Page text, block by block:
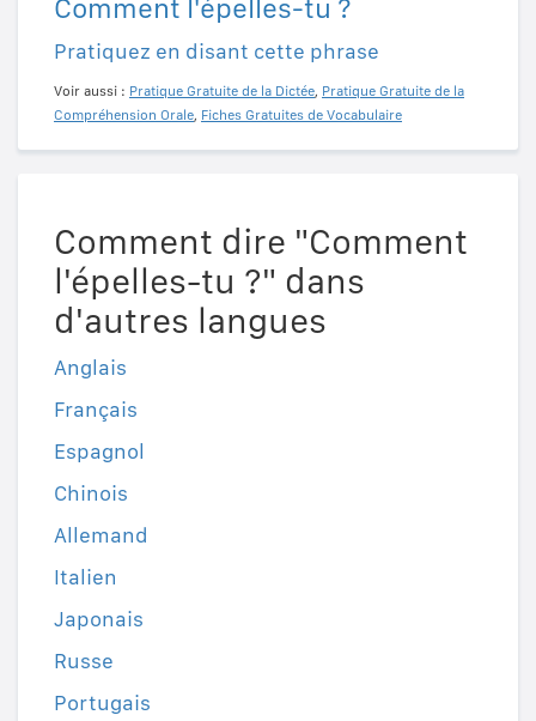
Comment l'épelles-tu ?
Pratiquez en disant cette phrase
Voir aussi : Pratique Gratuite de la Dictée, Pratique Gratuite de la
Compréhension Orale, Fiches Gratuites de Vocabulaire
Comment dire "Comment
l'épelles-tu ?" dans
d'autres langues
Anglais
Français
Espagnol
Chinois
Allemand
Italien
Japonais
Russe
Portugais